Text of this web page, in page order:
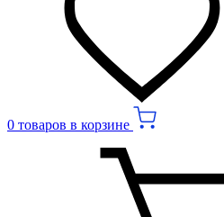
0 товаров в корзине